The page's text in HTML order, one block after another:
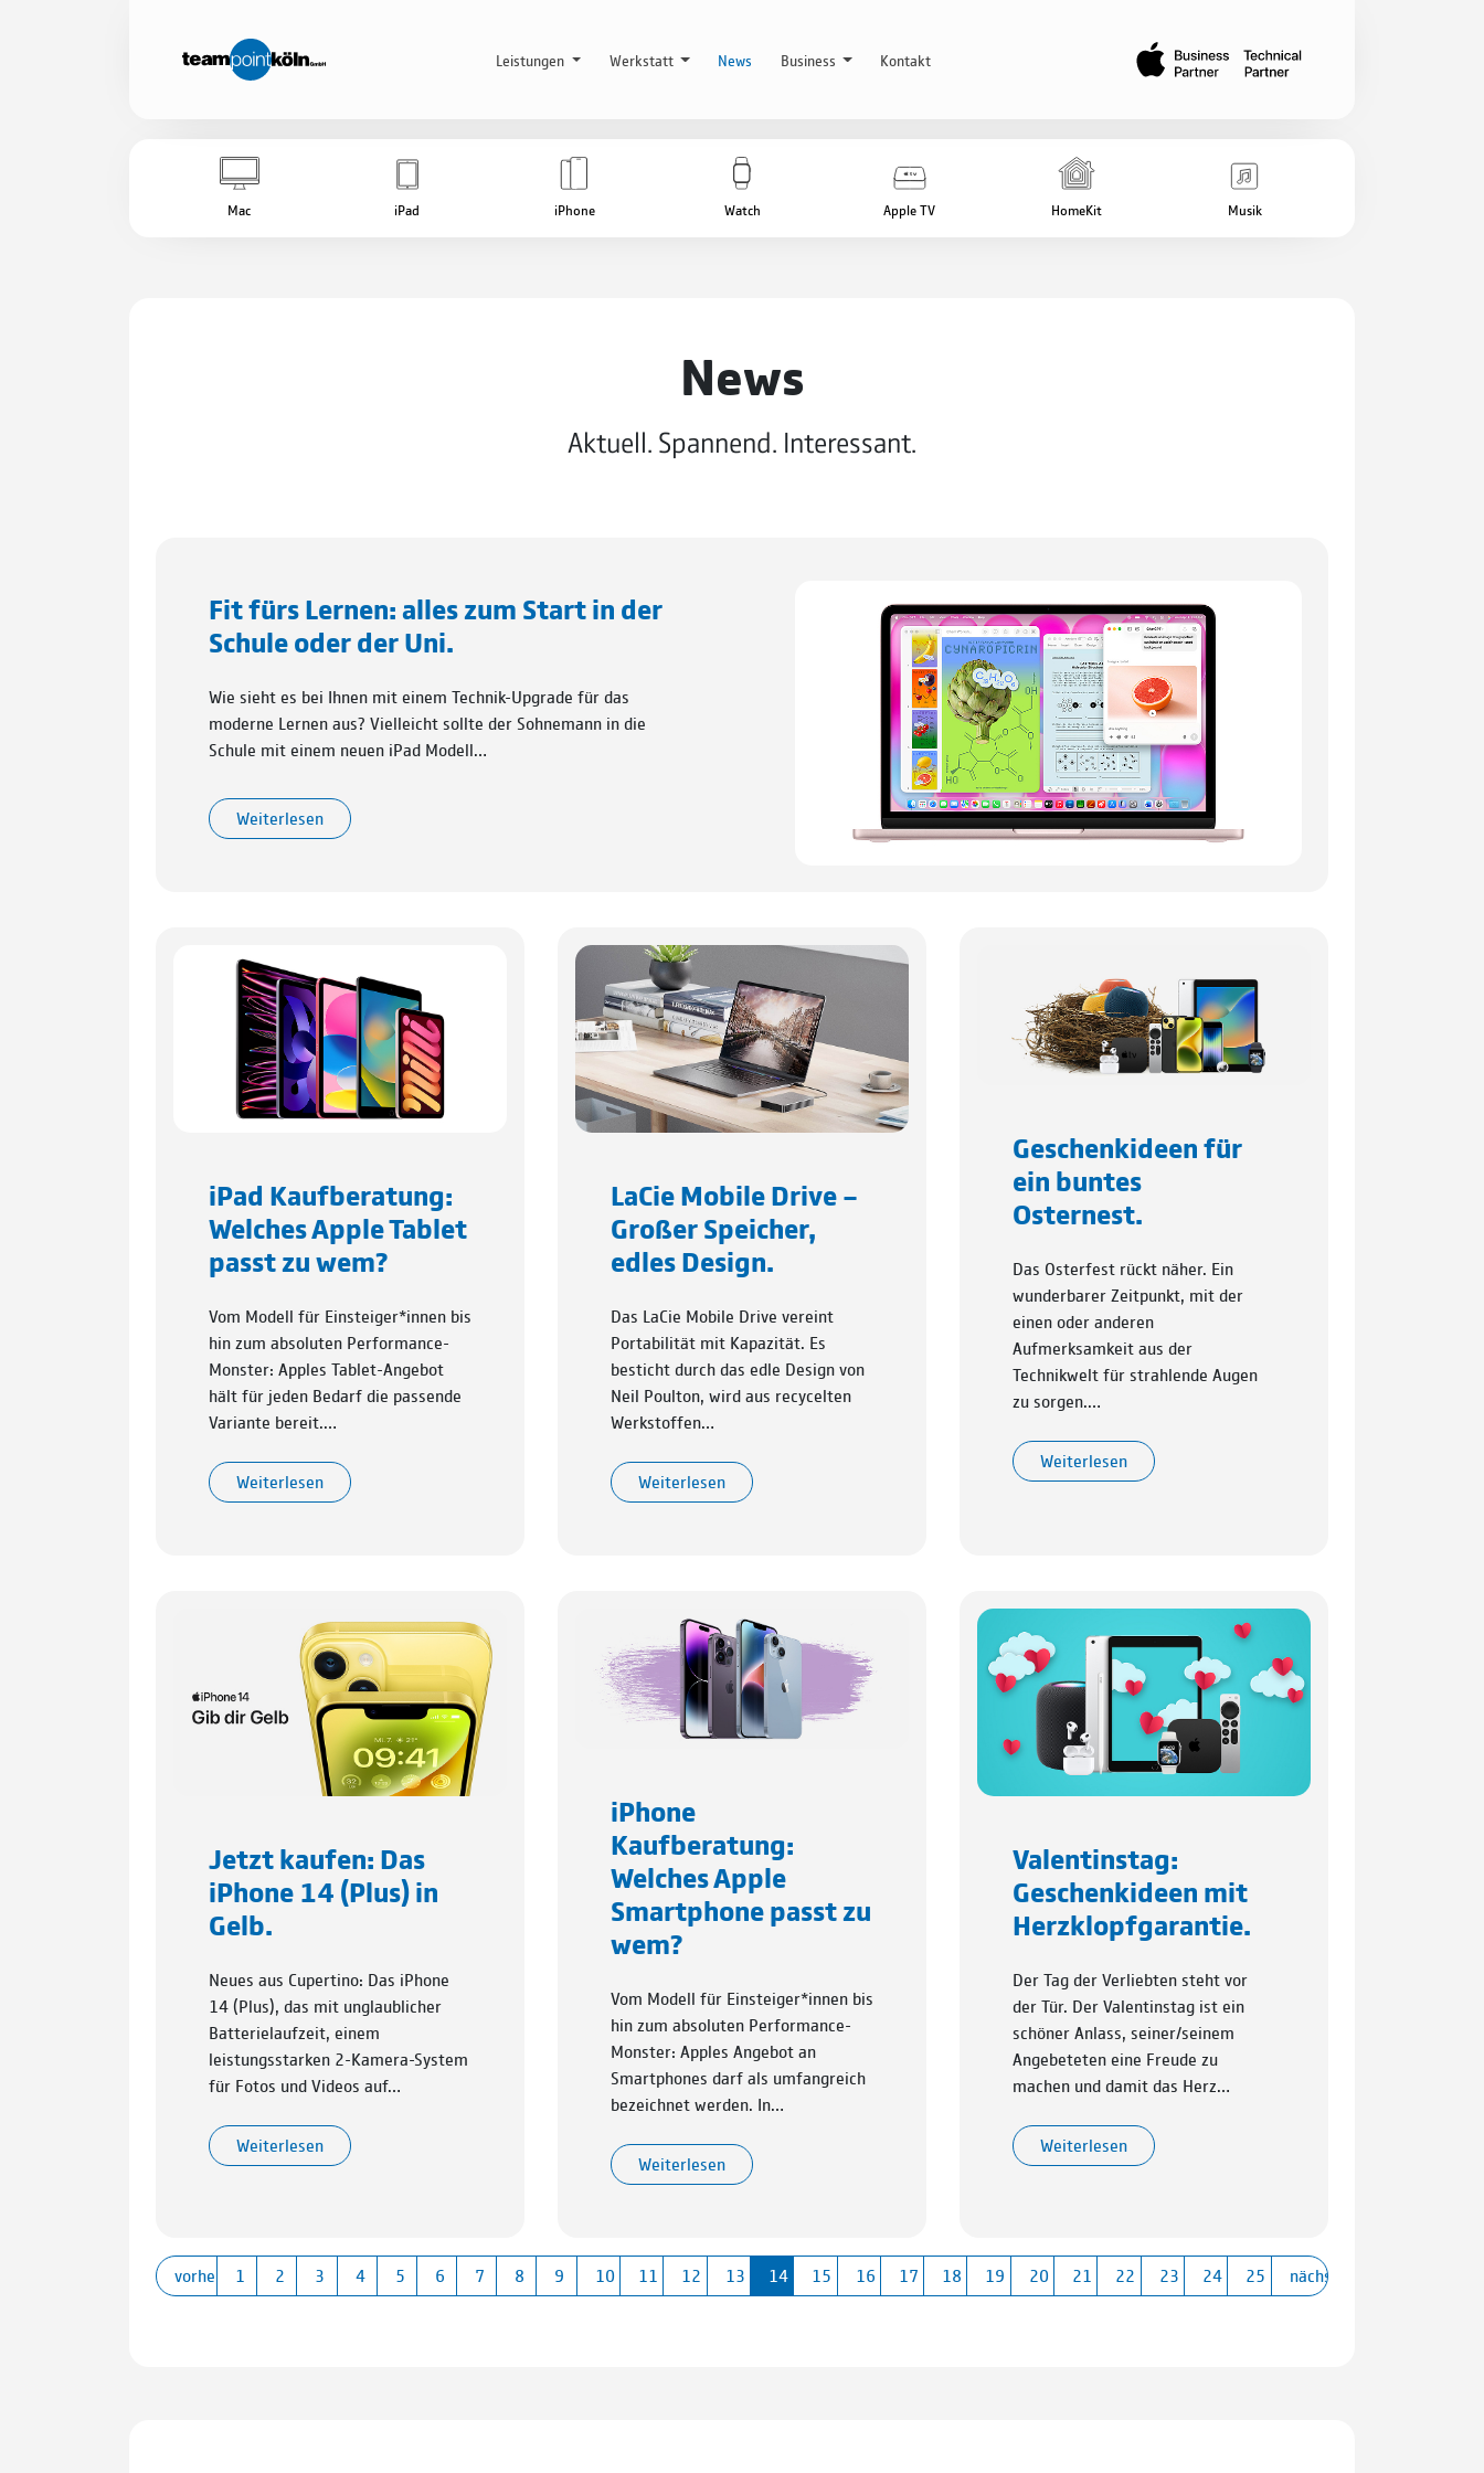
Leistungen Werkstatt News Business Kontakt
Mac iPad iPhone Watch Apple TV HomeKit Musik
News
Aktuell. Spannend. Interessant.
Fit fürs Lernen: alles zum Start in der
Schule oder der Uni.
Wie sieht es bei Ihnen mit einem Technik-Upgrade für das
moderne Lernen aus? Vielleicht sollte der Sohnemann in die
Schule mit einem neuen iPad Modell…
Weiterlesen
iPad Kaufberatung:
Welches Apple Tablet
passt zu wem?
Vom Modell für Einsteiger*innen bis
hin zum absoluten Performance-
Monster: Apples Tablet-Angebot
hält für jeden Bedarf die passende
Variante bereit.…
Weiterlesen
LaCie Mobile Drive –
Großer Speicher,
edles Design.
Das LaCie Mobile Drive vereint
Portabilität mit Kapazität. Es
besticht durch das edle Design von
Neil Poulton, wird aus recycelten
Werkstoffen…
Weiterlesen
Geschenkideen für
ein buntes
Osternest.
Das Osterfest rückt näher. Ein
wunderbarer Zeitpunkt, mit der
einen oder anderen
Aufmerksamkeit aus der
Technikwelt für strahlende Augen
zu sorgen.…
Weiterlesen
Jetzt kaufen: Das
iPhone 14 (Plus) in
Gelb.
Neues aus Cupertino: Das iPhone
14 (Plus), das mit unglaublicher
Batterielaufzeit, einem
leistungsstarken 2-Kamera-System
für Fotos und Videos auf…
Weiterlesen
iPhone
Kaufberatung:
Welches Apple
Smartphone passt zu
wem?
Vom Modell für Einsteiger*innen bis
hin zum absoluten Performance-
Monster: Apples Angebot an
Smartphones darf als umfangreich
bezeichnet werden. In…
Weiterlesen
Valentinstag:
Geschenkideen mit
Herzklopfgarantie.
Der Tag der Verliebten steht vor
der Tür. Der Valentinstag ist ein
schöner Anlass, seiner/seinem
Angebeteten eine Freude zu
machen und damit das Herz…
Weiterlesen
vorherige
1 2 3 4 5 6 7 8 9 10 11 12 13 14 15 16 17 18 19 20 21 22 23 24 25 nächste